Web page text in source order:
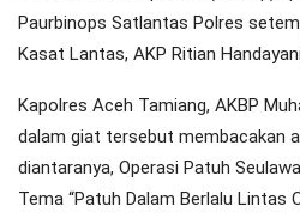
Paurbinops Satlantas Polres
Kasat Lantas, AKP Ritian
Kapolres Aceh Tamiang, AKBP
dalam giat tersebut membacakan
diantaranya, Operasi Patuh
Tema “Patuh Dalam Berlalu Lintas